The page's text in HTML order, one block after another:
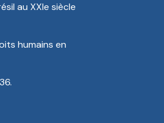
au XXIe siècle
humains en